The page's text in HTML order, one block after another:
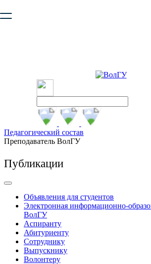
безопасную работу с сайтом. Пожалуйста
Педагогический состав
Преподаватель ВолГУ
Публикации
Объявления для студентов
Электронная информационно-
ВолГУ
Аспиранту
Абитуриенту
Сотруднику
Выпускнику
Волонтеру